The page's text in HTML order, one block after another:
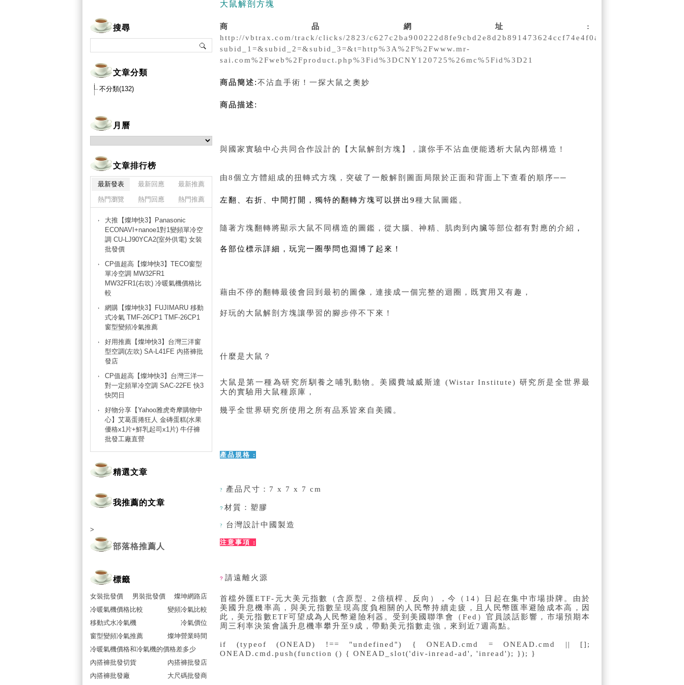
大鼠解剖方塊
商品網址:
http://vbtrax.com/track/clicks/2823/c627c2ba900222d8fe9cbd2e8d2b891473624ccf74e4f0ab416db00d6507?
subid_1=&subid_2=&subid_3=&t=http%3A%2F%2Fwww.mr-
sai.com%2Fweb%2Fproduct.php%3Fid%3DCNY120725%26mc%5Fid%3D21
商品簡述:不沾血手術！一探大鼠之奧妙
商品描述:
與國家實驗中心共同合作設計的【大鼠解剖方塊】，讓你手不沾血便能透析大鼠內部構造！
由8個立方體組成的扭轉式方塊，突破了一般解剖圖面局限於正面和背面上下查看的順序──
左翻、右折、中間打開，獨特的翻轉方塊可以拼出 9種大鼠圖鑑。
隨著方塊翻轉將顯示大鼠不同構造的圖鑑，從大腦、神精、肌肉到內臟等部位都有對應的介紹 ，
各部位標示詳細，玩完一圈學問也淵博了起來！
藉由不停的翻轉最後會回到最初的圖像，連接成一個完整的迴圈，既實用又有趣，
好玩的大鼠解剖方塊讓學習的腳步停不下來！
什麼是大鼠？
大鼠是第一種為研究所馴養之哺乳動物。美國費城威斯達 (Wistar Institute) 研究所是全世界最
大的實驗用大鼠種原庫，
幾乎全世界研究所使用之所有品系皆來自美國。
產品規格 :
? 產品尺寸：7 x 7 x 7 cm
? 材質：塑膠
? 台灣設計中國製造
注意事項 :
? 請遠離火源
首檔外匯ETF-元大美元指數（含原型、2倍槓桿、反向），今（14）日起在集中市場掛牌。由於
美國升息機率高，與美元指數呈現高度負相關的人民幣持續走疲，且人民幣匯率避險成本高，因
此，美元指數ETF可望成為人民幣避險利器。受到美國聯準會（Fed）官員談話影響，市場預期本
周三利率決策會議升息機率攀升至9成，帶動美元指數走強，來到近7週高點。
if (typeof (ONEAD) !== "undefined") { ONEAD.cmd = ONEAD.cmd || [];
ONEAD.cmd.push(function () { ONEAD_slot('div-inread-ad', 'inread'); }); }
搜尋
文章分類
不分類(132)
月曆
文章排行榜
最新發表 最新回應
最新推薦
熱門瀏覽
熱門回應 熱門推薦
大推【燦坤快3】Panasonic
ECONAVI+nanoe1對1變頻單冷空
調 CU-LJ90YCA2(室外供電) 女裝
批發價
CP值超高【燦坤快3】TECO窗型
單冷空調 MW32FR1
MW32FR1(右吹) 冷暖氣機價格比
較
網購【燦坤快3】FUJIMARU 移動
式冷氣 TMF-26CP1 TMF-26CP1
窗型變頻冷氣推薦
好用推薦【燦坤快3】台灣三洋窗
型空調(左吹) SA-L41FE 內搭褲批
發店
CP值超高【燦坤快3】台灣三洋一
對一定頻單冷空調 SAC-22FE 快3
快閃日
好物分享【Yahoo雅虎奇摩購物中
心】艾葛蛋捲狂人 金磚蛋糕(水果
優格x1片+鮮乳起司x1片) 牛仔褲
批發工廠直營
精選文章
我推薦的文章
>
部落格推薦人
標籤
女裝批發價 男裝批發價
燦坤網路店
冷暖氣機價格比較
變頻冷氣比較
移動式水冷氣機
冷氣價位
窗型變頻冷氣推薦
燦坤營業時間
冷暖氣機價格和冷氣機的價格差多少
內搭褲批發切貨
內搭褲批發店
內搭褲批發廠
大尺碼批發商